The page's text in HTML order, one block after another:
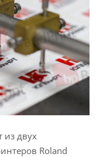
из двух
Roland